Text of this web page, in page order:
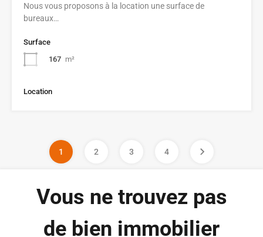
Nous vous proposons à la location une surface de
bureaux…
Surface
167 m²
Location
1 2 3 4
Vous ne trouvez pas
de bien immobilier